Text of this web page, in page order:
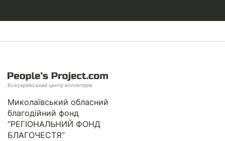
Всеукраїнський центр волонтерів
Миколаївський обласний
благодійний фонд
“РЕГІОНАЛЬНИЙ ФОНД
БЛАГОЧЕСТЯ”